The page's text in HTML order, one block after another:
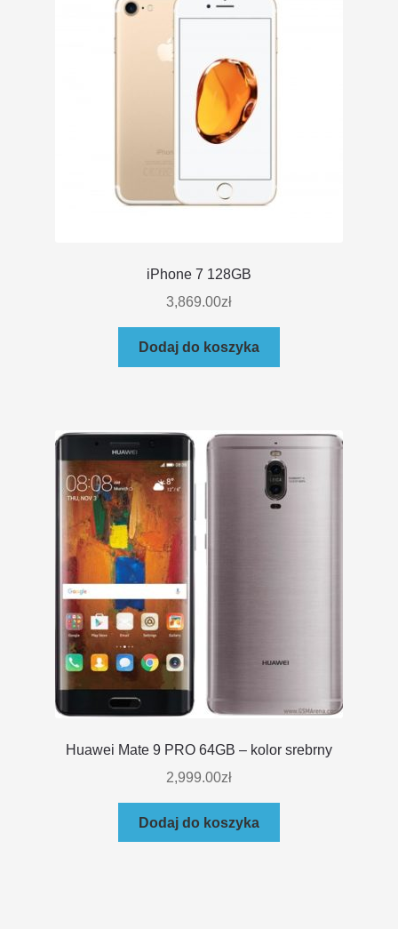
iPhone 7 128GB
3,869.00zł
Dodaj do koszyka
Huawei Mate 9 PRO 64GB – kolor srebrny
2,999.00zł
Dodaj do koszyka